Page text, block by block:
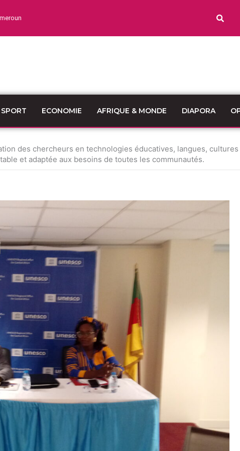
SPORT ECONOMIE AFRIQUE & MONDE DIAPORA
des chercheurs en technologies éducatives, langues, cultures
et adaptée aux besoins de toutes les communautés.